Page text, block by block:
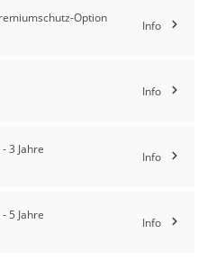
Option
Info
Info
3 Jahre
Info
5 Jahre
Info